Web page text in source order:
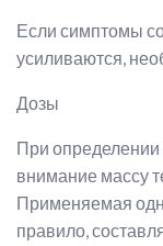
Если симптомы
усиливаются,
Дозы
При определении
внимание массу
Применяемая
правило,